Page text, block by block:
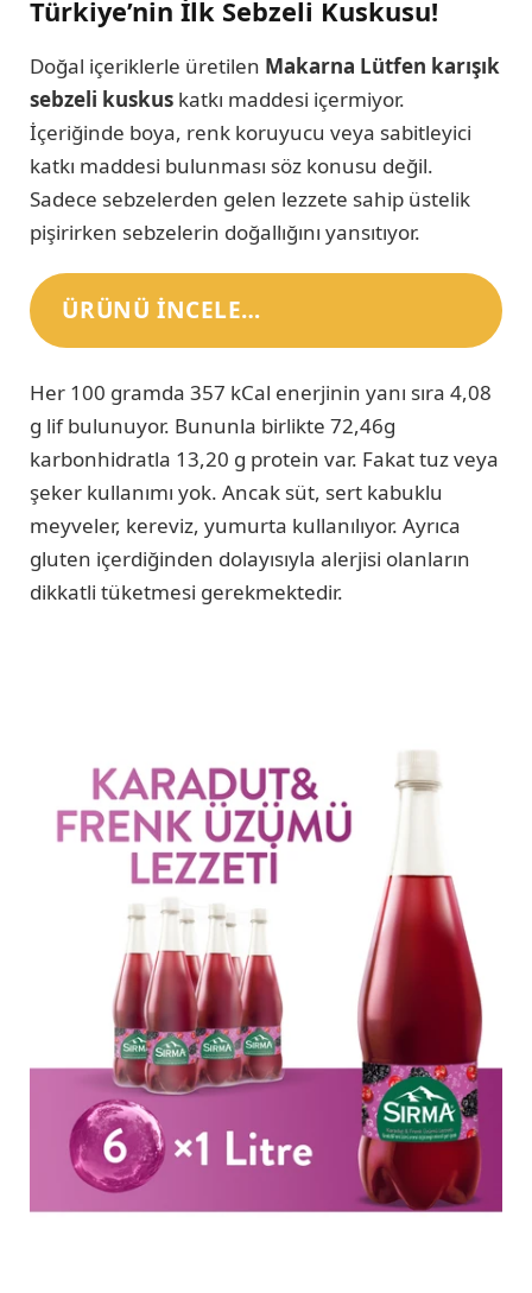
Türkiye’nin İlk Sebzeli Kuskusu!
Doğal içeriklerle üretilen Makarna Lütfen karışık
sebzeli kuskus katkı maddesi içermiyor.
İçeriğinde boya, renk koruyucu veya sabitleyici
katkı maddesi bulunması söz konusu değil.
Sadece sebzelerden gelen lezzete sahip üstelik
pişirirken sebzelerin doğallığını yansıtıyor.
ÜRÜNÜ INCELE…
Her 100 gramda 357 kCal enerjinin yanı sıra 4,08
g lif bulunuyor. Bununla birlikte 72,46g
karbonhidratla 13,20 g protein var. Fakat tuz veya
şeker kullanımı yok. Ancak süt, sert kabuklu
meyveler, kereviz, yumurta kullanılıyor. Ayrıca
gluten içerdiğinden dolayısıyla alerjisi olanların
dikkatli tüketmesi gerekmektedir.